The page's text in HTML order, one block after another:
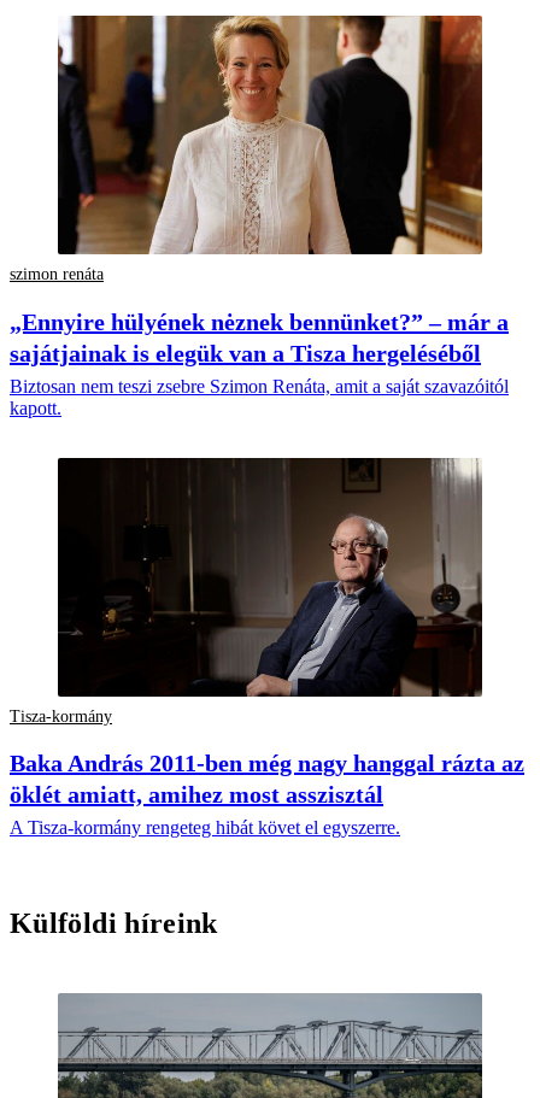
szimon renáta
„Ennyire hülyének nėznek bennünket?” – már a
sajátjainak is elegük van a Tisza hergeléséből
Biztosan nem teszi zsebre Szimon Renáta, amit a saját szavazóitól
kapott.
Tisza-kormány
Baka András 2011-ben még nagy hanggal rázta az
öklét amiatt, amihez most asszisztál
A Tisza-kormány rengeteg hibát követ el egyszerre.
Külföldi híreink